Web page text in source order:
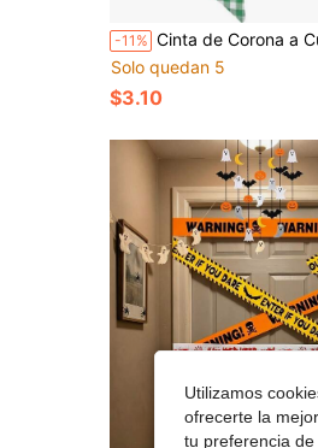
-11% Cinta de Corona a Cuadros Verde Oscuro y Blanco para Puerta Principal, Lazo de Cinta a Cuadros de 5.1 X 54.3
Solo quedan 5
$3.10
Utilizamos
ofrecerte la
tu preferencia